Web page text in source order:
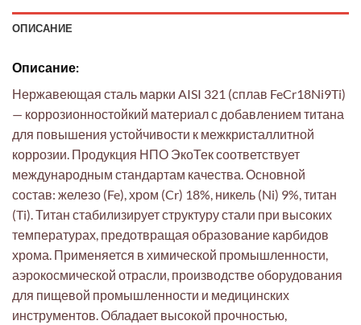
ОПИСАНИЕ
Описание:
Нержавеющая сталь марки AISI 321 (сплав FeCr18Ni9Ti)
— коррозионностойкий материал с добавлением титана
для повышения устойчивости к межкристаллитной
коррозии. Продукция НПО ЭкоТек соответствует
международным стандартам качества. Основной
состав: железо (Fe), хром (Cr) 18%, никель (Ni) 9%, титан
(Ti). Титан стабилизирует структуру стали при высоких
температурах, предотвращая образование карбидов
хрома. Применяется в химической промышленности,
аэрокосмической отрасли, производстве оборудования
для пищевой промышленности и медицинских
инструментов. Обладает высокой прочностью,